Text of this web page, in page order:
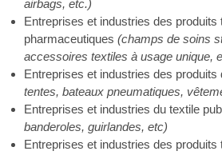
airbags, etc.)
Entreprises et industries des produits
pharmaceutiques (champs de soins
accessoires textiles à usage unique,
Entreprises et industries des produits
tentes, bateaux pneumatiques,
Entreprises et industries du textile
banderoles, guirlandes, etc)
Entreprises et industries des produits